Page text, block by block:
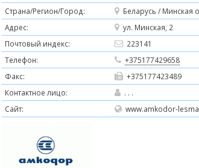
Страна/Регион/Город:
Беларусь / Минская
Адрес:
ул. Минская, 2
Почтовый индекс:
223141
Телефон:
+375177429658
Факс:
+375177423489
Контактное лицо:
. . .
Сайт:
www.amkodor-